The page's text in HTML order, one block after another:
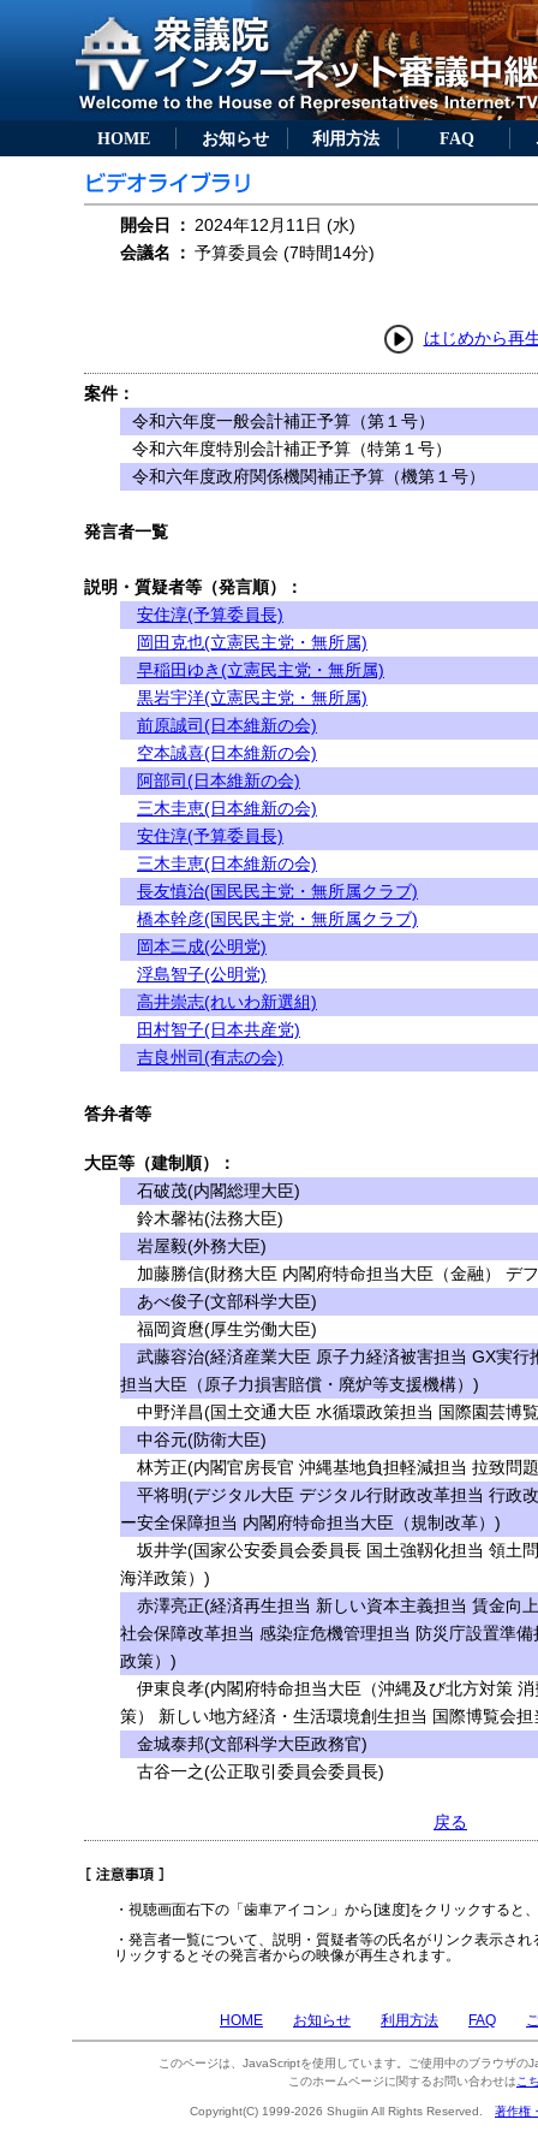
HOME お知らせ 利用方法 FAQ
開会日 ： 2024年12月11日 (水)
会議名
： 予算委員会 (7時間14分)
はじめから再
案件：
令和六年度一般会計補正予算（第１号）
令和六年度特別会計補正予算（特第１号）
令和六年度政府関係機関補正予算（機第１号）
発言者一覧
説明・質疑者等（発言順）：
安住淳(予算委員長)
岡田克也(立憲民主党・無所属)
早稲田ゆき(立憲民主党・無所属)
黒岩宇洋(立憲民主党・無所属)
前原誠司(日本維新の会)
空本誠喜(日本維新の会)
阿部司(日本維新の会)
三木圭恵(日本維新の会)
安住淳(予算委員長)
三木圭恵(日本維新の会)
長友慎治(国民民主党・無所属クラブ)
橋本幹彦(国民民主党・無所属クラブ)
岡本三成(公明党)
浮島智子(公明党)
高井崇志(れいわ新選組)
田村智子(日本共産党)
吉良州司(有志の会)
答弁者等
大臣等（建制順）：
石破茂(内閣総理大臣)
鈴木馨祐(法務大臣)
岩屋毅(外務大臣)
加藤勝信(財務大臣 内閣府特命担当大臣（金融） デ
あべ俊子(文部科学大臣)
福岡資麿(厚生労働大臣)
武藤容治(経済産業大臣 原子力経済被害担当 GX実行
担当大臣（原子力損害賠償・廃炉等支援機構）)
中野洋昌(国土交通大臣 水循環政策担当 国際園芸博
中谷元(防衛大臣)
林芳正(内閣官房長官 沖縄基地負担軽減担当 拉致問
平将明(デジタル大臣 デジタル行財政改革担当 行政
ー安全保障担当 内閣府特命担当大臣（規制改革）)
坂井学(国家公安委員会委員長 国土強靱化担当 領土
海洋政策）)
赤澤亮正(経済再生担当 新しい資本主義担当 賃金向
社会保障改革担当 感染症危機管理担当 防災庁設置準
政策）)
伊東良孝(内閣府特命担当大臣（沖縄及び北方対策
策） 新しい地方経済・生活環境創生担当 国際博覧会担
金城泰邦(文部科学大臣政務官)
古谷一之(公正取引委員会委員長)
戻る
・視聴画面右下の「歯車アイコン」から[速度]をクリックすると
・発言者一覧について、説明・質疑者等の氏名がリンク表示さ
リックするとその発言者からの映像が再生されます。
HOME お知らせ 利用方法 FAQ
このページは、JavaScriptを使用しています。ご使用中のブラウザの
このホームページに関するお問い合わせは こ
Copyright(C) 1999-2026 Shugiin All Rights Reserved. 著作権